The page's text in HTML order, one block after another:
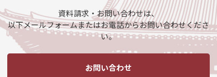
資料請求・お問い合わせは、
以下メールフォームまたはお電話からお問い合わせくださ
い。
お問い合わせ